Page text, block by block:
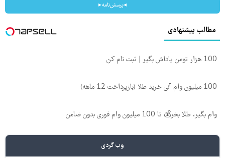
◂پرسش‌نامه▸
مطالب پیشنهادی
100 هزار تومن پاداش بگیر | ثبت نام کن
100 میلیون وام آنی خرید طلا (بازپرداخت 12 ماهه)
وام بگیر، طلا بخر💰 تا 100 میلیون وام فوری بدون ضامن
وب گردی